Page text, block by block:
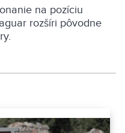
na pozíciu
rozšíri pôvodne